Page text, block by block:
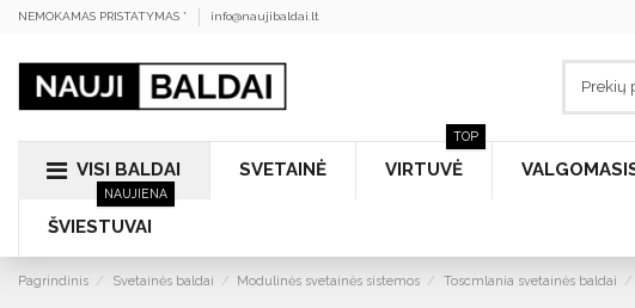
NEMOKAMAS PRISTATYMAS * info@naujibaldai.lt
VISI BALDAI SVETAINĖ VIRTUVĖ
TOP
ŠVIESTUVAI
NAUJIENA
Pagrindinis Svetainės baldai Modulinės svetainės sistemos Toscmlania svetainės baldai